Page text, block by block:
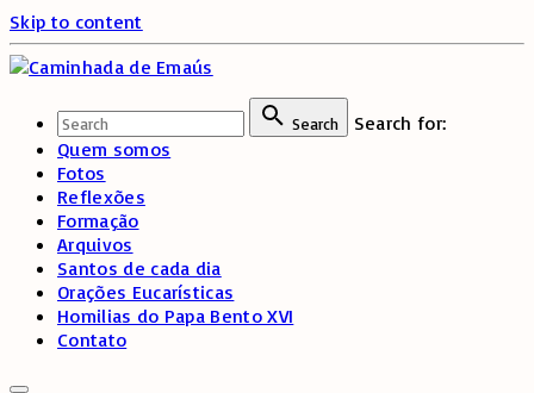
Skip to content
Search
Search for:
Quem somos
Fotos
Reflexões
Formação
Arquivos
Santos de cada dia
Orações Eucarísticas
Homilias do Papa Bento XVI
Contato